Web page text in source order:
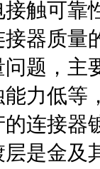
触可靠
器质量
题，主
力低等
连接器
是金及